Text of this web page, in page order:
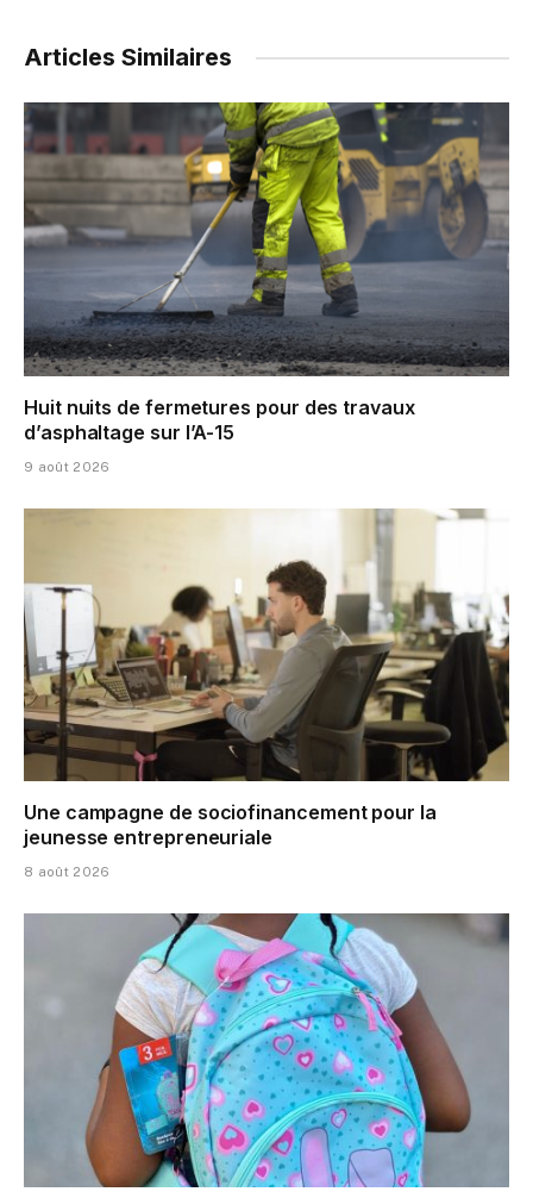
Articles Similaires
Huit nuits de fermetures pour des travaux
d’asphaltage sur l’A-15
9 août 2026
Une campagne de sociofinancement pour la
jeunesse entrepreneuriale
8 août 2026